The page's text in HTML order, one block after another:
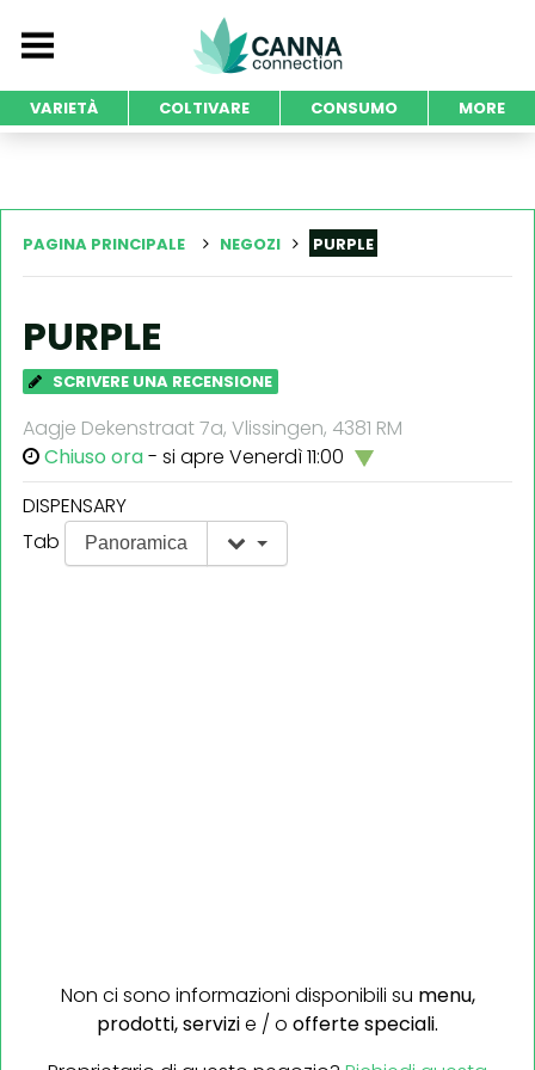
VARIETÀ COLTIVARE CONSUMO MORE
PAGINA PRINCIPALE NEGOZI PURPLE
PURPLE
SCRIVERE UNA RECENSIONE
Aagje Dekenstraat 7a, Vlissingen, 4381 RM
Chiuso ora- si apre Venerdì 11:00
DISPENSARY
Tab
Panoramica
Non ci sono informazioni disponibili su menu,
prodotti,servizie / o offerte speciali.